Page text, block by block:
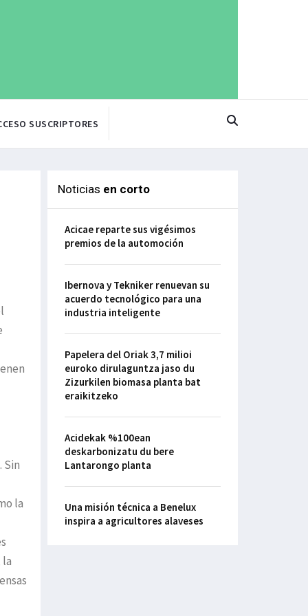
SUSCRIPTORES
Sin
la
Noticias en corto
Acicae reparte sus vigésimos
premios de la automoción
Ibernova y Tekniker renuevan su
acuerdo tecnológico para una
industria inteligente
Papelera del Oriak 3,7 milioi
euroko dirulaguntza jaso du
Zizurkilen biomasa planta bat
eraikitzeko
Acidekak %100ean
deskarbonizatu du bere
Lantarongo planta
Una misión técnica a Benelux
inspira a agricultores alaveses